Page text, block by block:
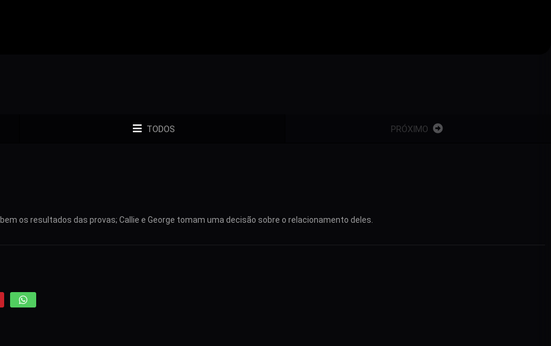
TODOS PRÓXIMO
os resultados das provas; Callie e George tomam uma decisão sobre o relacionamento deles.